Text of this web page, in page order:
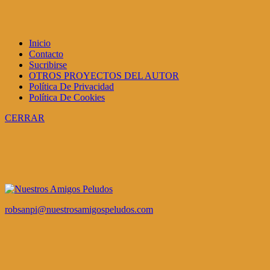
Inicio
Contacto
Sucribirse
OTROS PROYECTOS DEL AUTOR
Política De Privacidad
Política De Cookies
CERRAR
robsanpi@nuestrosamigospeludos.com